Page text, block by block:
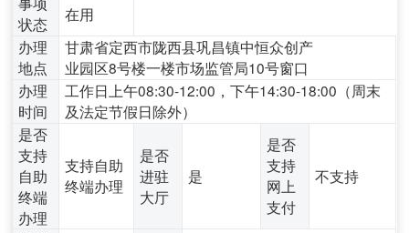
状态
在用
办理
地点
甘肃省定西市陇西县巩昌镇中恒众创产
业园区8号楼一楼市场监管局10号窗口
办理
时间
工作日上午08:30-12:00，下午14:30-18:00（周末
及法定节假日除外）
是否
支持
自助
终端
办理
支持自助
终端办理
是否
进驻
大厅
是
是否
支持
网上
支付
不支持